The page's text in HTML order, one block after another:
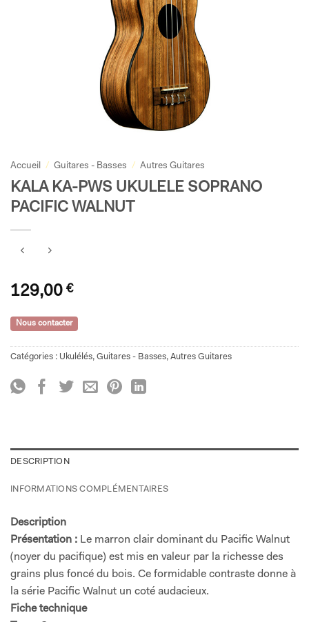
Accueil / Guitares - Basses / Autres Guitares
KALA KA-PWS UKULELE SOPRANO
PACIFIC WALNUT
129,00 €
Nous contacter
Catégories : Ukulélés, Guitares - Basses, Autres Guitares
DESCRIPTION
INFORMATIONS COMPLÉMENTAIRES
Description
Présentation : Le marron clair dominant du Pacific Walnut
(noyer du pacifique) est mis en valeur par la richesse des
grains plus foncé du bois. Ce formidable contraste donne à
la série Pacific Walnut un coté audacieux.
Fiche technique